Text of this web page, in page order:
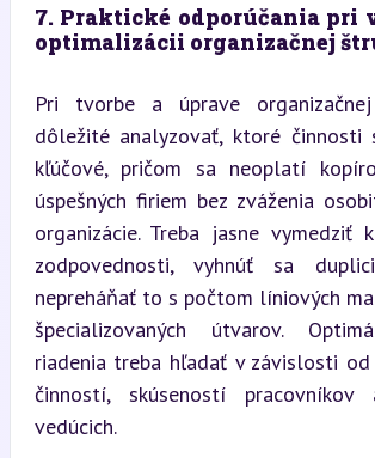
7. Praktické odporúčania pri
optimalizácii organizačnej
Pri tvorbe a úprave
dôležité analyzovať, ktoré činnosti
kľúčové, pričom sa neoplatí
úspešných firiem bez zváženia
organizácie. Treba jasne vymedziť
zodpovednosti, vyhnúť sa
nepreháňať to s počtom líniových
špecializovaných útvarov.
riadenia treba hľadať v závislosti
činností, skúseností pracovníkov
vedúcich.